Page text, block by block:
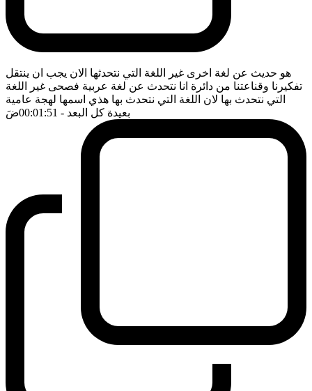
هو حديث عن لغة اخرى غير اللغة التي نتحدثها الان يجب ان ينتقل
تفكيرنا وقناعتنا من دائرة انا نتحدث عن لغة عربية فصحى غير اللغة
التي نتحدث بها لان اللغة التي نتحدث بها هذي اسمها لهجة عامية
بعيدة كل البعد - 00:01:51 ضَ